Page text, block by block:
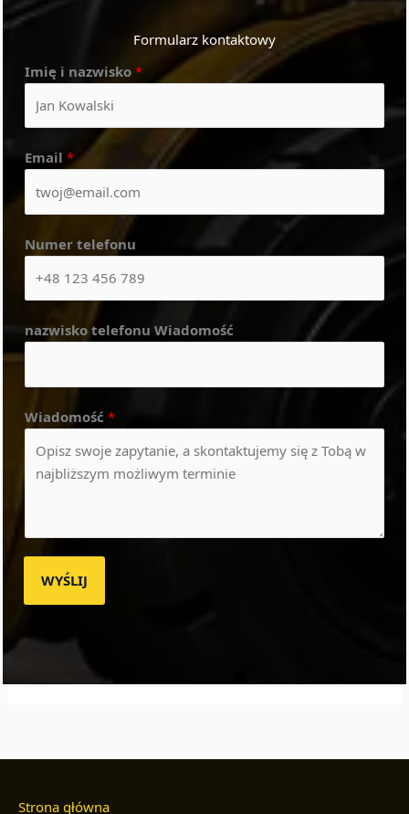
Formularz kontaktowy
Imię i nazwisko *
Email *
Numer telefonu
nazwisko telefonu Wiadomość
Wiadomość *
WYŚLIJ
Strona główna